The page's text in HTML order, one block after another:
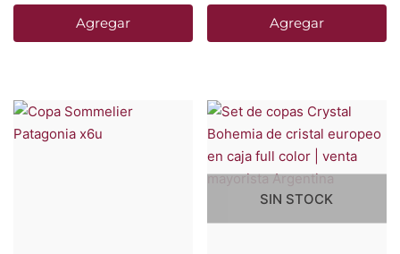
Agregar Agregar
SIN STOCK